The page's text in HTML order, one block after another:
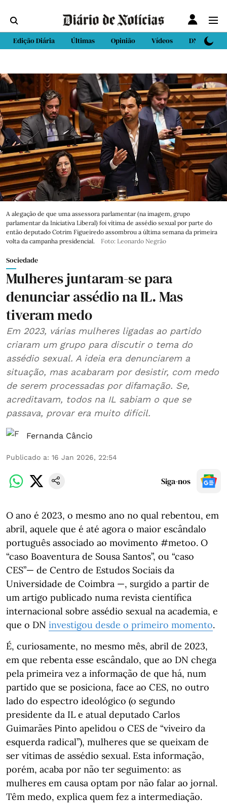
Edição Diária Últimas Opinião Vídeos DN Sport
A alegação de que uma assessora parlamentar (na imagem, grupo
parlamentar da Iniciativa Liberal) foi vítima de assédio sexual por parte do
então deputado Cotrim Figueiredo assombrou a última semana da primeira
volta da campanha presidencial.
Foto: Leonardo Negrão
Sociedade
Mulheres juntaram-se para
denunciar assédio na IL. Mas
tiveram medo
Em 2023, várias mulheres ligadas ao partido
criaram um grupo para discutir o tema do
assédio sexual. A ideia era denunciarem a
situação, mas acabaram por desistir, com medo
de serem processadas por difamação. Se,
acreditavam, todos na IL sabiam o que se
passava, provar era muito difícil.
Fernanda Câncio
Publicado a: 16 Jan 2026, 22:54
Siga-nos
O ano é 2023, o mesmo ano no qual rebentou, em
abril, aquele que é até agora o maior escândalo
português associado ao movimento #metoo. O
“caso Boaventura de Sousa Santos”, ou “caso
CES”— de Centro de Estudos Sociais da
Universidade de Coimbra —, surgido a partir de
um artigo publicado numa revista científica
internacional sobre assédio sexual na academia, e
que o DN investigou desde o primeiro momento.
É, curiosamente, no mesmo mês, abril de 2023,
em que rebenta esse escândalo, que ao DN chega
pela primeira vez a informação de que há, num
partido que se posiciona, face ao CES, no outro
lado do espectro ideológico (o segundo
presidente da IL e atual deputado Carlos
Guimarães Pinto apelidou o CES de “viveiro da
esquerda radical”), mulheres que se queixam de
ser vítimas de assédio sexual. Esta informação,
porém, acaba por não ter seguimento: as
mulheres em causa optam por não falar ao jornal.
Têm medo, explica quem fez a intermediação.